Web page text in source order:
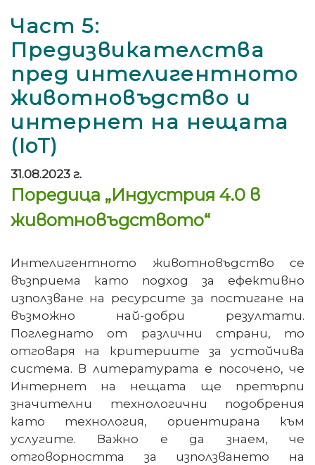
Част 5:
Предизвикателства
пред интелигентното
животновъдство и
интернет на нещата
(IoT)
31.08.2023 г.
Поредица „Индустрия 4.0 в
животновъдството“
Интелигентното животновъдство се
възприема като подход за ефективно
използване на ресурсите за постигане на
възможно най-добри резултати.
Погледнато от различни страни, то
отговаря на критериите за устойчива
система. В литературата е посочено, че
Интернет на нещата ще претърпи
значителни технологични подобрения
като технология, ориентирана към
услугите. Важно е да знаем, че
отговорността за използването на